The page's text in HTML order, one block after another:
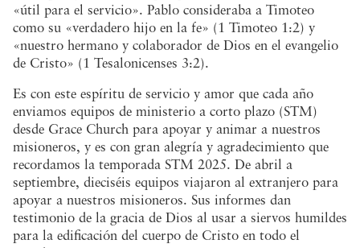
«útil para el servicio». Pablo consideraba a Timoteo
como su «verdadero hijo en la fe» (1 Timoteo 1:2) y
«nuestro hermano y colaborador de Dios en el evangelio
de Cristo» (1 Tesalonicenses 3:2).
Es con este espíritu de servicio y amor que cada año
enviamos equipos de ministerio a corto plazo (STM)
desde Grace Church para apoyar y animar a nuestros
misioneros, y es con gran alegría y agradecimiento que
recordamos la temporada STM 2025. De abril a
septiembre, dieciséis equipos viajaron al extranjero para
apoyar a nuestros misioneros. Sus informes dan
testimonio de la gracia de Dios al usar a siervos humildes
para la edificación del cuerpo de Cristo en todo el